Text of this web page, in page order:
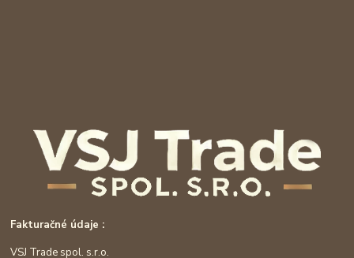
Fakturačné údaje :
VSJ Trade spol. s.r.o.